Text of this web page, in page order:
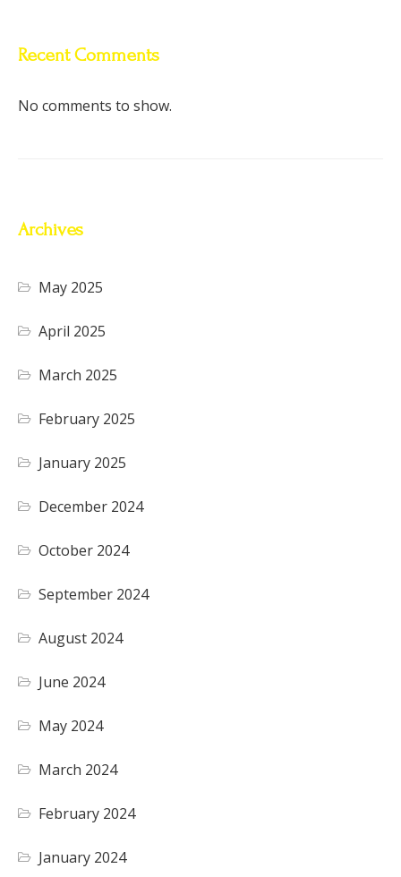
Recent Comments
No comments to show.
Archives
May 2025
April 2025
March 2025
February 2025
January 2025
December 2024
October 2024
September 2024
August 2024
June 2024
May 2024
March 2024
February 2024
January 2024